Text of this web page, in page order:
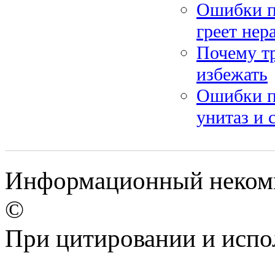
Ошибки
греет
Почему
избежать
Ошибки
унитаз и
Информационный
©
При цитировании и